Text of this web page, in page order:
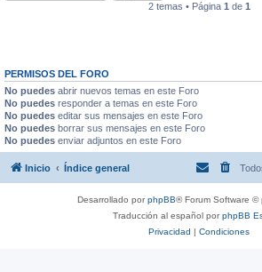
2 temas • Página 1 de 1
PERMISOS DEL FORO
No puedes abrir nuevos temas en este Foro
No puedes responder a temas en este Foro
No puedes editar sus mensajes en este Foro
No puedes borrar sus mensajes en este Foro
No puedes enviar adjuntos en este Foro
Inicio Índice general
Desarrollado porphpBB® Forum Software ©
Traducción al español porphpBB
Privacidad | Condiciones